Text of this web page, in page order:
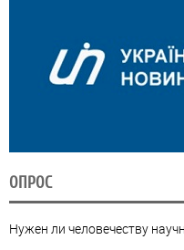
ОПРОС
Нужен ли человечеству